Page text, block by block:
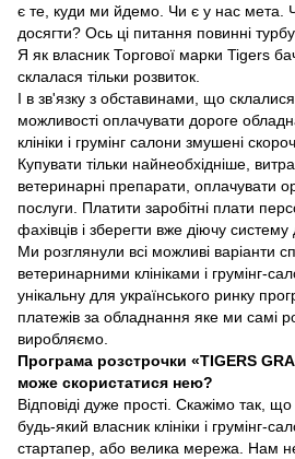
є те, куди ми йдемо. Чи є у нас мета.
досягти? Ось ці питання повинні
Я як власник Торгової марки Tigers
склалася тільки розвиток.
І в зв'язку з обставинами, що
можливості оплачувати дороге
клініки і грумінг салони змушені
Купувати тільки найнеобхідніше,
ветеринарні препарати, оплачувати
послуги. Платити заробітні плати
фахівців і зберегти вже діючу систему
Ми розглянули всі можливі варіанти
ветеринарними клініками і грумінг-
унікальну для українського ринку
платежів за обладнання яке ми самі
виробляємо.
Програма розстрочки «TIGERS
може скористатися нею?
Відповіді дуже прості. Скажімо так,
будь-який власник клініки і грумінг-
стартапер, або велика мережа. Нам